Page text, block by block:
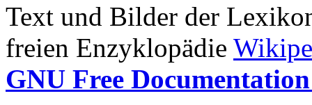
Text und Bilder der
freien Enzyklopädie
GNU Free